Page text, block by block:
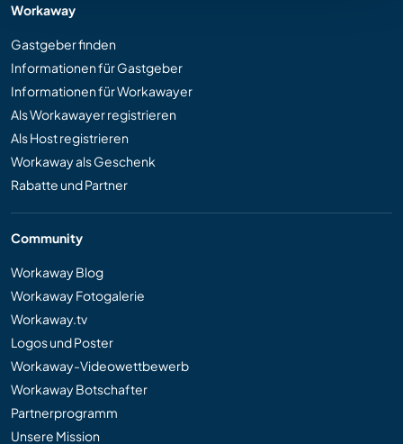
Workaway
Gastgeber finden
Informationen für Gastgeber
Informationen für Workawayer
Als Workawayer registrieren
Als Host registrieren
Workaway als Geschenk
Rabatte und Partner
Community
Workaway Blog
Workaway Fotogalerie
Workaway.tv
Logos und Poster
Workaway-Videowettbewerb
Workaway Botschafter
Partnerprogramm
Unsere Mission